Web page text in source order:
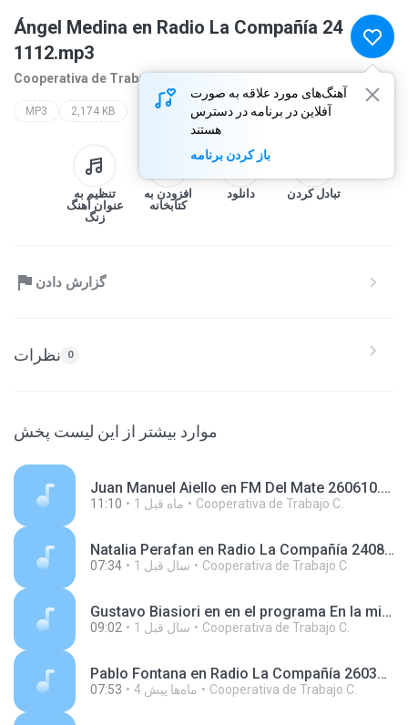
آهنگ‌های مورد علاقه به صورت
آفلاین در برنامه در دسترس
هستند
باز کردن برنامه
Ángel Medina en Radio La Compañía 24
1112.mp3
Cooperativa de Traba
MP3 2,174 KB
تنظیم به
عنوان آهنگ
زنگ
افزودن به
کتابخانه
دانلود تبادل کردن
گزارش دادن
نظرات 0
موارد بیشتر از این لیست پخش
Juan Manuel Aiello en FM Del Mate 260610.mp3
11:10 1 ماه‌ قبل Cooperativa de Trabajo C.
Natalia Perafan en Radio La Compañía 240823.mp3
07:34 1 سال‌ قبل Cooperativa de Trabajo C.
Gustavo Biasiori en en el programa En la misma vereda, en radio FM del Sol 241022.mp3
09:02 1 سال‌ قبل Cooperativa de Trabajo C.
Pablo Fontana en Radio La Compañía 260317.mp3
07:53 4 ماه‌ها پیش Cooperativa de Trabajo C.